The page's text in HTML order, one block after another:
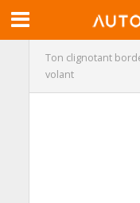
Ton clignotant
volant